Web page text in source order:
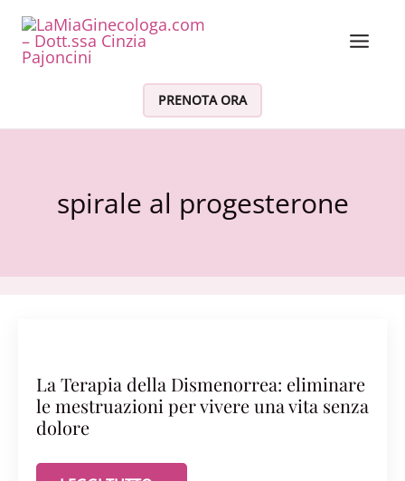
Vai al contenuto
PRENOTA ORA
spirale al progesterone
La Terapia della Dismenorrea: eliminare
le mestruazioni per vivere una vita senza
dolore